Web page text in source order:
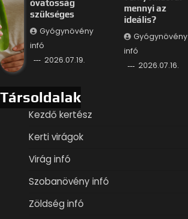
óvatosság
szükséges
Gyógynövény
infó
2026.07.19.
mennyi az
ideális?
Gyógynövény
infó
2026.07.16.
Társoldalak
Kezdő kertész
Kerti virágok
Virág infó
Szobanövény infó
Zöldség infó